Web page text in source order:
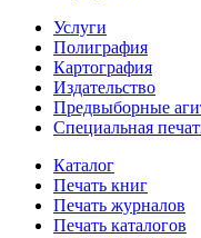
Услуги
Полиграфия
Картография
Издательство
Предвыборные
Специальная
Каталог
Печать книг
Печать журналов
Печать каталогов